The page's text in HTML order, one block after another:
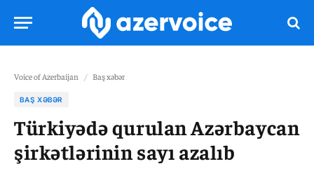
Voice of Azerbaijan / Baş xəbər
BAŞ XƏBƏR
Türkiyədə qurulan Azərbaycan
şirkətlərinin sayı azalıb